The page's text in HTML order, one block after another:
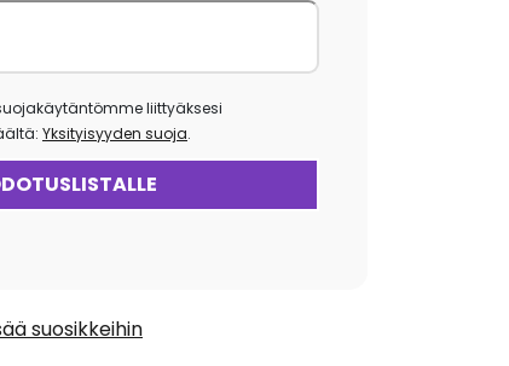
liittyäksesi
Yksityisyyden suoja.
suosikkeihin